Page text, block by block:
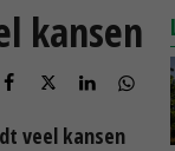
kansen
veel kansen